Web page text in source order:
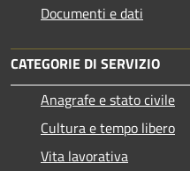
Documenti e dati
CATEGORIE DI SERVIZIO
Anagrafe e stato civile
Cultura e tempo libero
Vita lavorativa